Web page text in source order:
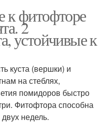
к фитофторе
2
устойчивые к
куста (вершки) и
на стеблях,
помидоров быстро
Фитофтора способна
недель.